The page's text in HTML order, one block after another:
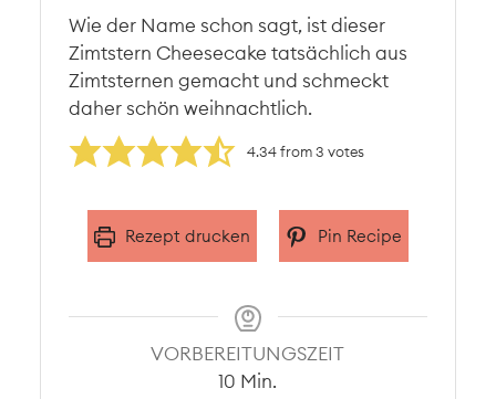
Wie der Name schon sagt, ist dieser
Zimtstern Cheesecake tatsächlich aus
Zimtsternen gemacht und schmeckt
daher schön weihnachtlich.
4.34from3 votes
Rezept drucken Pin Recipe
VORBEREITUNGSZEIT
10 Minuten
Min.